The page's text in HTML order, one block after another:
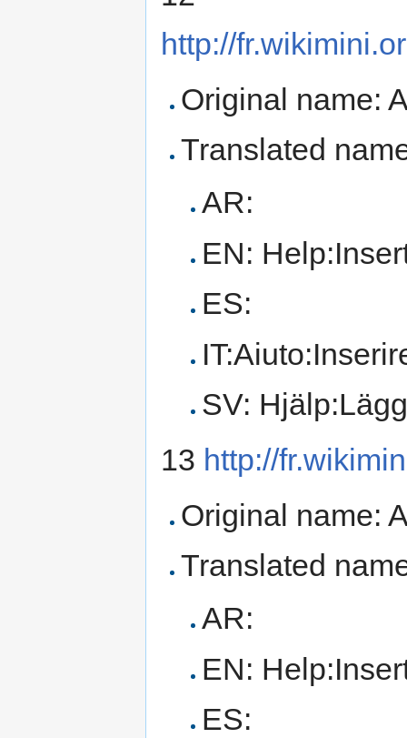
http://
Original name:
Translated
AR:
EN:
ES:
SV:
13 http://
Original name:
Translated
AR:
EN:
ES: